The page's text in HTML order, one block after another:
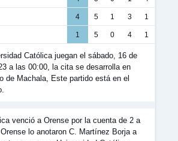
4 5 1 3 1
1 5 0 4 1
Católica juegan el sábado, 16 de
a las 00:00, la cita se desarrolla en
de Machala, Este partido está en el
venció a Orense por la cuenta de 2 a
lo anotaron C. Martínez Borja a